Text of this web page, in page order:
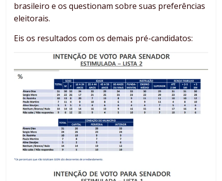
brasileiro e os questionam sobre suas preferências
eleitorais.
Eis os resultados com os demais pré-candidatos: